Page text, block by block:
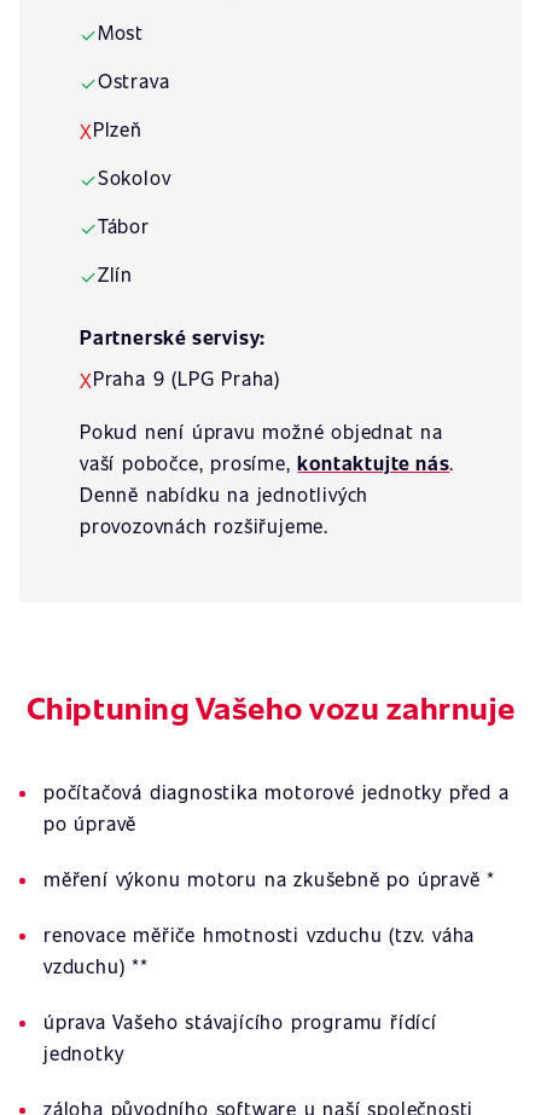
✓Most
✓Ostrava
XPlzeň
✓Sokolov
✓Tábor
✓Zlín
Partnerské servisy:
XPraha 9 (LPG Praha)
Pokud není úpravu možné objednat na
vaší pobočce, prosíme,kontaktujte nás.
Denně nabídku na jednotlivých
provozovnách rozšiřujeme.
Chiptuning Vašeho vozu zahrnuje
počítačová diagnostika motorové jednotky před a
po úpravě
měření výkonu motoru na zkušebně po úpravě *
renovace měřiče hmotnosti vzduchu (tzv. váha
vzduchu) **
úprava Vašeho stávajícího programu řídící
jednotky
záloha původního software u naší společnosti